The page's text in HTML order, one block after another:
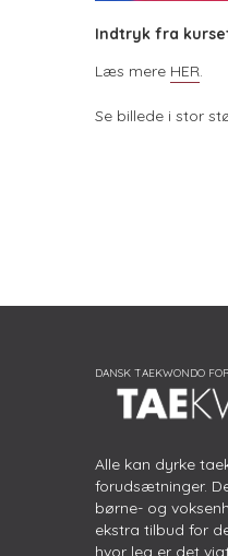
Indtryk fra
Læs mere HER.
Se billede i stor
Alle kan dyrke
forudsætninger.
børne- og
ekstra tilbud for
hvor leg er det